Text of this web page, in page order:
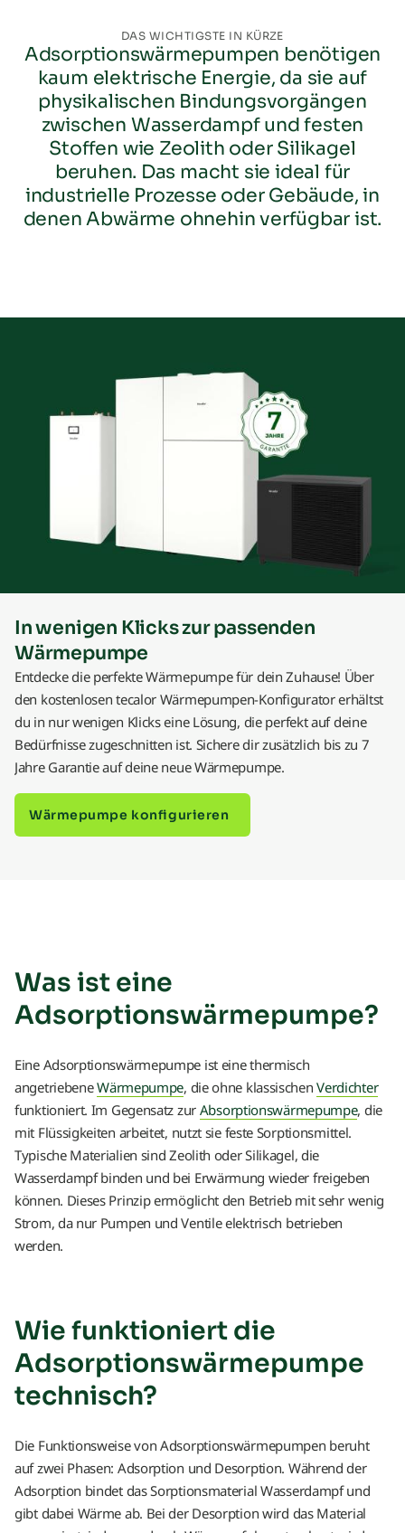
DAS WICHTIGSTE IN KÜRZE
Adsorptionswärmepumpen benötigen
kaum elektrische Energie, da sie auf
physikalischen Bindungsvorgängen
zwischen Wasserdampf und festen
Stoffen wie Zeolith oder Silikagel
beruhen. Das macht sie ideal für
industrielle Prozesse oder Gebäude, in
denen Abwärme ohnehin verfügbar ist.
In wenigen Klicks zur passenden
Wärmepumpe
Entdecke die perfekte Wärmepumpe für dein Zuhause! Über
den kostenlosen tecalor Wärmepumpen-Konfigurator erhältst
du in nur wenigen Klicks eine Lösung, die perfekt auf deine
Bedürfnisse zugeschnitten ist. Sichere dir zusätzlich bis zu 7
Jahre Garantie auf deine neue Wärmepumpe.
Wärmepumpe konfigurieren
Was ist eine
Adsorptionswärmepumpe?
Eine Adsorptionswärmepumpe ist eine thermisch
angetriebeneWärmepumpe, die ohne klassischenVerdichter
funktioniert. Im Gegensatz zur Absorptionswärmepumpe, die
mit Flüssigkeiten arbeitet, nutzt sie feste Sorptionsmittel.
Typische Materialien sind Zeolith oder Silikagel, die
Wasserdampf binden und bei Erwärmung wieder freigeben
können. Dieses Prinzip ermöglicht den Betrieb mit sehr wenig
Strom, da nur Pumpen und Ventile elektrisch betrieben
werden.
Wie funktioniert die
Adsorptionswärmepumpe
technisch?
Die Funktionsweise von Adsorptionswärmepumpen beruht
auf zwei Phasen: Adsorption und Desorption. Während der
Adsorption bindet das Sorptionsmaterial Wasserdampf und
gibt dabei Wärme ab. Bei der Desorption wird das Material